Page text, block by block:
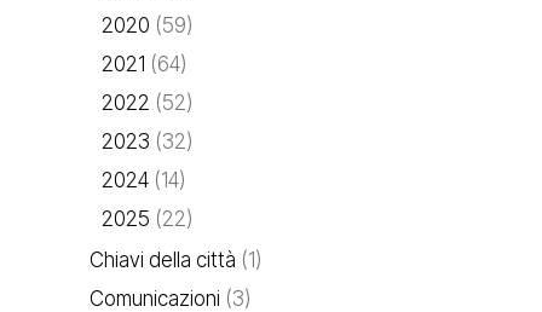
2020 (59)
2021 (64)
2022 (52)
2023 (32)
2024 (14)
2025 (22)
Chiavi della città (1)
Comunicazioni (3)